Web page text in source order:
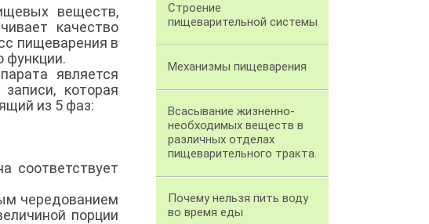
веществ,
качество
пищеварения в
функции.
является
которая
из 5 фаз:
соответствует
чередованием
порции
Строение
пищеварительной системы
Механизмы пищеварения
Всасывание жизненно-
необходимых веществ в
различных отделах
пищеварительного тракта.
Почему нельзя пить воду
во время еды